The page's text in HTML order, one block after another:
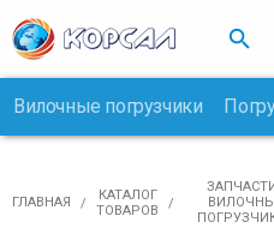

Вилочные погрузчики
ГЛАВНАЯ
КАТАЛОГ
ТОВАРОВ